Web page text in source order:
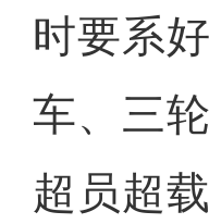
时要系
车、三
超员超